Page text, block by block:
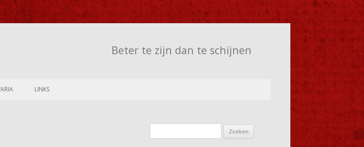
Beter te zijn dan te schijnen
LINKS
naar: